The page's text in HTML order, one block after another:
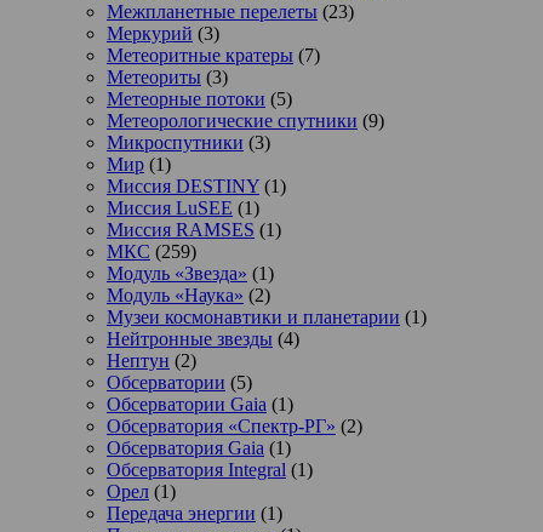
Межпланетные перелеты (23)
Меркурий (3)
Метеоритные кратеры (7)
Метеориты (3)
Метеорные потоки (5)
Метеорологические спутники (9)
Микроспутники (3)
Мир (1)
Миссия DESTINY (1)
Миссия LuSEE (1)
Миссия RAMSES (1)
МКС (259)
Модуль «Звезда» (1)
Модуль «Наука» (2)
Музеи космонавтики и планетарии (1)
Нейтронные звезды (4)
Нептун (2)
Обсерватории (5)
Обсерватории Gaia (1)
Обсерватория «Спектр-РГ» (2)
Обсерватория Gaia (1)
Обсерватория Integral (1)
Орел (1)
Передача энергии (1)